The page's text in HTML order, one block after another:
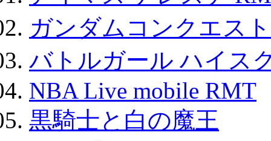
ガンダムコンクエスト
バトルガール ハイス
NBA Live mobile RMT
黒騎士と白の魔王